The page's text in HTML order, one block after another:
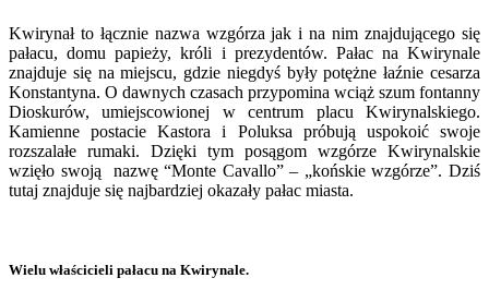
Kwirynał to łącznie nazwa wzgórza jak i na nim znajdującego się
pałacu, domu papieży, króli i prezydentów. Pałac na Kwirynale
znajduje się na miejscu, gdzie niegdyś były potężne łaźnie cesarza
Konstantyna. O dawnych czasach przypomina wciąż szum fontanny
Dioskurów, umiejscowionej w centrum placu Kwirynalskiego.
Kamienne postacie Kastora i Poluksa próbują uspokoić swoje
rozszalałe rumaki. Dzięki tym posągom wzgórze Kwirynalskie
wzięło swoją nazwę “Monte Cavallo” – „końskie wzgórze”. Dziś
tutaj znajduje się najbardziej okazały pałac miasta.
Wielu właścicieli pałacu na Kwirynale.